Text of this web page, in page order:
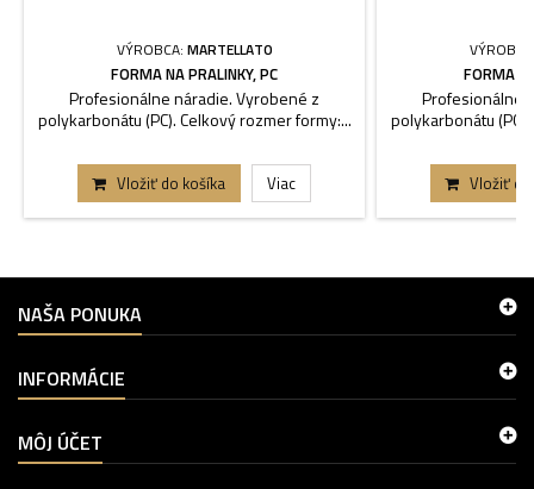
VÝROBCA: MARTELLATO
FORMA NA PRALINKY, PC
Profesionálne náradie. Vyrobené z
polykarbonátu (PC). Celkový rozmer formy:...
Vložiť do košíka Viac
FORMA
Profesionálne
polykarbonátu
Vložiť
NAŠA PONUKA
INFORMÁCIE
MÔJ ÚČET